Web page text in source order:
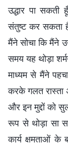
उद्धार पा
संतुष्ट कर सकता
मैंने सोचा कि मैंने
समय यह थोड़ा
माध्यम से मैंने
करके गलत रास्ता
और इन मुद्दों को
रूप से थोड़ा सा
कार्य क्षमताओं के